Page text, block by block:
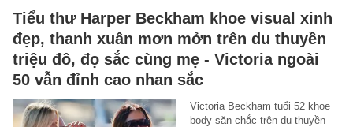
Tiểu thư Harper Beckham khoe visual xinh
đẹp, thanh xuân mơn mởn trên du thuyền
triệu đô, đọ sắc cùng mẹ - Victoria ngoài
50 vẫn đỉnh cao nhan sắc
Victoria Beckham tuổi 52 khoe
body săn chắc trên du thuyền